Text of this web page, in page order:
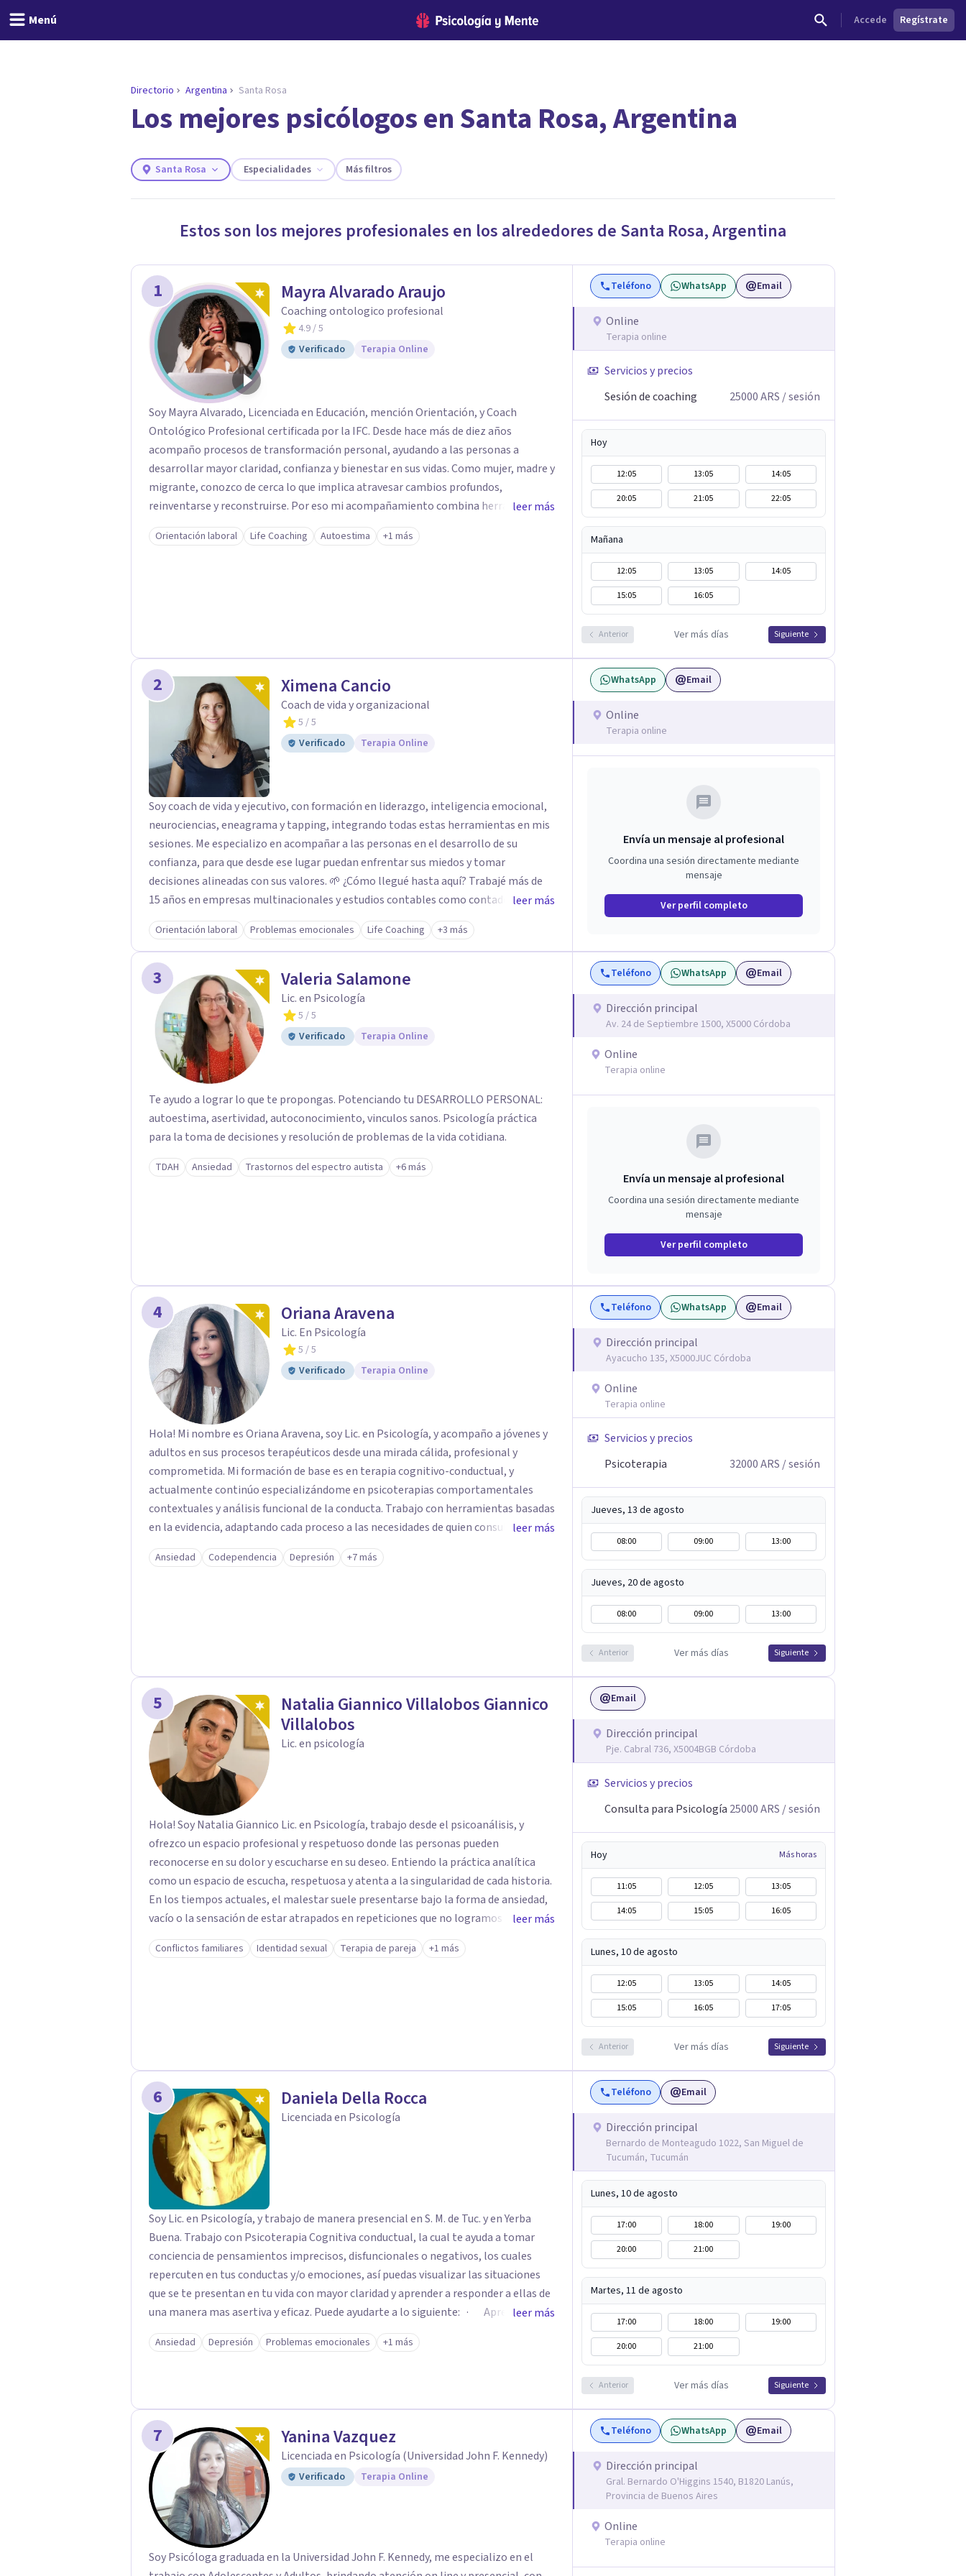
Menú Accede Regístrate
ENCONTRAR MI TERAPEUTA
¿Necesitas ayuda para encontrar el psicólogo adecuado?
necesidades.
Responder cuestionario
Directorio Argentina Santa Rosa
Los mejores psicólogos en Santa Rosa, Argentina
Santa Rosa Especialidades Más filtros
Estos son los mejores profesionales en los alrededores de Santa Rosa,Argentina
1 Mayra Alvarado Araujo
Coaching ontologico profesional
4.9/ 5
Verificado
Terapia Online
Soy Mayra Alvarado, Licenciada en Educación, mención Orientación, y Coach
Ontológico Profesional certificada por la IFC. Desde hace más de diez años
acompaño procesos de transformación personal, ayudando a las personas a
desarrollar mayor claridad, confianza y bienestar en sus vidas. Como mujer, madre y
migrante, conozco de cerca lo que implica atravesar cambios profundos,
reinventarse y reconstruirse. Por eso mi acompañamiento combina herramientas
de orientación, coaching y desarrollo personal para ayudar a cada mujer a
comprender dónde está, identificar qué la está limitando y diseñar acciones
fórmulas prefabricadas.
leer más
Orientación laboral Life Coaching Autoestima +1 más
Teléfono WhatsApp Email
Online
Terapia online
Servicios y precios
Sesión de coaching
25000ARS / sesión
Hoy
12:05 13:05
14:05
20:05
21:05 22:05
Mañana
12:05 13:05
14:05
15:05
16:05
Anterior Ver más días Siguiente
2 Ximena Cancio
Coach de vida y organizacional
5 / 5
Verificado
Terapia Online
Soy coach de vida y ejecutivo, con formación en liderazgo, inteligencia emocional,
neurociencias, eneagrama y tapping, integrando todas estas herramientas en mis
sesiones. Me especializo en acompañar a las personas en el desarrollo de su
confianza, para que desde ese lugar puedan enfrentar sus miedos y tomar
decisiones alineadas con sus valores. 🌱 ¿Cómo llegué hasta aquí? Trabajé más de
15 años en empresas multinacionales y estudios contables como contadora
pública especializada en impuestos. Durante ese recorrido tuve la oportunidad de
liderar equipos, y fue allí donde descubrí mi pasión por acompañar a las personas
en su desarrollo profesional y personal. A nivel personal, mi propio camino de
autoconocimiento me llevó a cuestionar creencias, miedos y mandatos que ya no
estaban alineados conmigo. Ese proceso me impulsó a tomar decisiones
importantes, dejando mi trabajo de oficina, mi pareja y mi, iniciando un nuevo
camino más conectado con lo que realmente quiero construir. ✨
leer más
Orientación laboral Problemas emocionales Life Coaching +3 más
WhatsApp Email
Online
Terapia online
Envía un mensaje al profesional
Coordina una sesión directamente mediante
mensaje
Ver perfil completo
3 Valeria Salamone
Lic. en Psicología
5 / 5
Verificado
Terapia Online
Te ayudo a lograr lo que te propongas. Potenciando tu DESARROLLO PERSONAL:
autoestima, asertividad, autoconocimiento, vinculos sanos. Psicología práctica
para la toma de decisiones y resolución de problemas de la vida cotidiana.
TDAH Ansiedad Trastornos del espectro autista +6 más
Teléfono WhatsApp Email
Dirección principal
Av. 24 de Septiembre 1500, X5000 Córdoba
Online
Terapia online
Envía un mensaje al profesional
Coordina una sesión directamente mediante
mensaje
Ver perfil completo
4 Oriana Aravena
Lic. En Psicología
5 / 5
Verificado
Terapia Online
Hola! Mi nombre es Oriana Aravena, soy Lic. en Psicología, y acompaño a jóvenes y
adultos en sus procesos terapéuticos desde una mirada cálida, profesional y
comprometida. Mi formación de base es en terapia cognitivo-conductual, y
actualmente continúo especializándome en psicoterapias comportamentales
contextuales y análisis funcional de la conducta. Trabajo con herramientas basadas
en la evidencia, adaptando cada proceso a las necesidades de quien consulta, para
ofrecer un espacio de escucha, comprensión y cambio real. Mi objetivo es brindarte
un acompañamiento humano y personalizado, donde puedas comprender lo que te
leer más
Ansiedad Codependencia Depresión +7 más
Teléfono WhatsApp Email
Dirección principal
Ayacucho 135, X5000JUC Córdoba
Online
Terapia online
Servicios y precios
Psicoterapia
32000ARS / sesión
Jueves, 13 de agosto
08:00 09:00 13:00
Jueves, 20 de agosto
08:00 09:00 13:00
Anterior Ver más días Siguiente
5
Natalia Giannico Villalobos Giannico
Villalobos
Lic. en psicología
Hola! Soy Natalia Giannico Lic. en Psicología, trabajo desde el psicoanálisis, y
ofrezco un espacio profesional y respetuoso donde las personas pueden
reconocerse en su dolor y escucharse en su deseo. Entiendo la práctica analítica
como un espacio de escucha, respetuosa y atenta a la singularidad de cada historia.
En los tiempos actuales, el malestar suele presentarse bajo la forma de ansiedad,
vacío o la sensación de estar atrapados en repeticiones que no logramos nombrar.
Mi propuesta es alojar ese padecimiento sin respuestas automáticas, sino mas
bien construir un espacio para interrogar los automatismos, leer entre líneas los
leer más
Conflictos familiares Identidad sexual Terapia de pareja +1 más
Email
Dirección principal
Pje. Cabral 736, X5004BGB Córdoba
Servicios y precios
Consulta para Psicología 25000ARS / sesión
Hoy Más horas
11:05 12:05
13:05
14:05
15:05 16:05
Lunes, 10 de agosto
12:05 13:05
14:05
15:05
16:05 17:05
Anterior Ver más días Siguiente
6 Daniela Della Rocca
Licenciada en Psicología
Soy Lic. en Psicología, y trabajo de manera presencial en S. M. de Tuc. y en Yerba
Buena. Trabajo con Psicoterapia Cognitiva conductual, la cual te ayuda a tomar
conciencia de pensamientos imprecisos, disfuncionales o negativos, los cuales
repercuten en tus conductas y/o emociones, así puedas visualizar las situaciones
que se te presentan en tu vida con mayor claridad y aprender a responder a ellas de
una manera mas asertiva y eficaz. Puede ayudarte a lo siguiente: · Aprender
técnicas para lidiar con situaciones estresantes de la vida · Identificar formas de
controlar las emociones · Solucionar conflictos en las relaciones y aprender
enfermedad médica · Controlar los síntomas físicos crónicos · Controlar los
síntomas de enfermedad mental (trast. de ansiedad; depresión; fobias; etc) ·
Prevenir recaídas de síntomas de enfermedad mental · Tratar una enfermedad
mental cuando los medicamentos no son una buena opción
leer más
Ansiedad Depresión Problemas emocionales +1 más
Teléfono Email
Dirección principal
Bernardo de Monteagudo 1022, San Miguel de
Tucumán, Tucumán
Lunes, 10 de agosto
17:00 18:00
19:00
20:00
21:00
Martes, 11 de agosto
17:00 18:00
19:00
20:00
21:00
Anterior Ver más días Siguiente
7 Yanina Vazquez
Licenciada en Psicología (Universidad John F. Kennedy)
Verificado Terapia Online
Soy Psicóloga graduada en la Universidad John F. Kennedy, me especializo en el
Teléfono WhatsApp Email
Dirección principal
Gral. Bernardo O'Higgins 1540, B1820 Lanús,
Provincia de Buenos Aires
Online
Terapia online